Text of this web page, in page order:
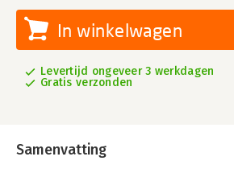
In winkelwagen
Levertijd ongeveer 3 werkdagen
Gratis verzonden
Samenvatting